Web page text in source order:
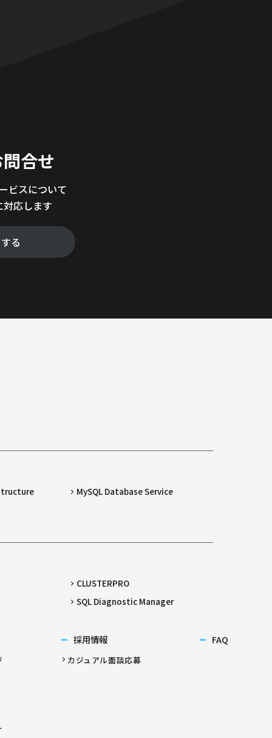
合せ
ビスについて
応します
る
MySQL Database Service
CLUSTERPRO
SQL Diagnostic Manager
採用情報
カジュアル面談応募
FAQ